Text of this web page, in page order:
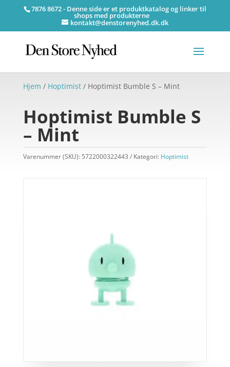
7876 8672 - Denne side er et produktkatalog og linker til
shops med produkterne
kontakt@denstorenyhed.dk.dk
Hjem / Hoptimist/ Hoptimist Bumble S – Mint
Hoptimist Bumble S
– Mint
Varenummer (SKU): 5722000322443 Kategori: Hoptimist